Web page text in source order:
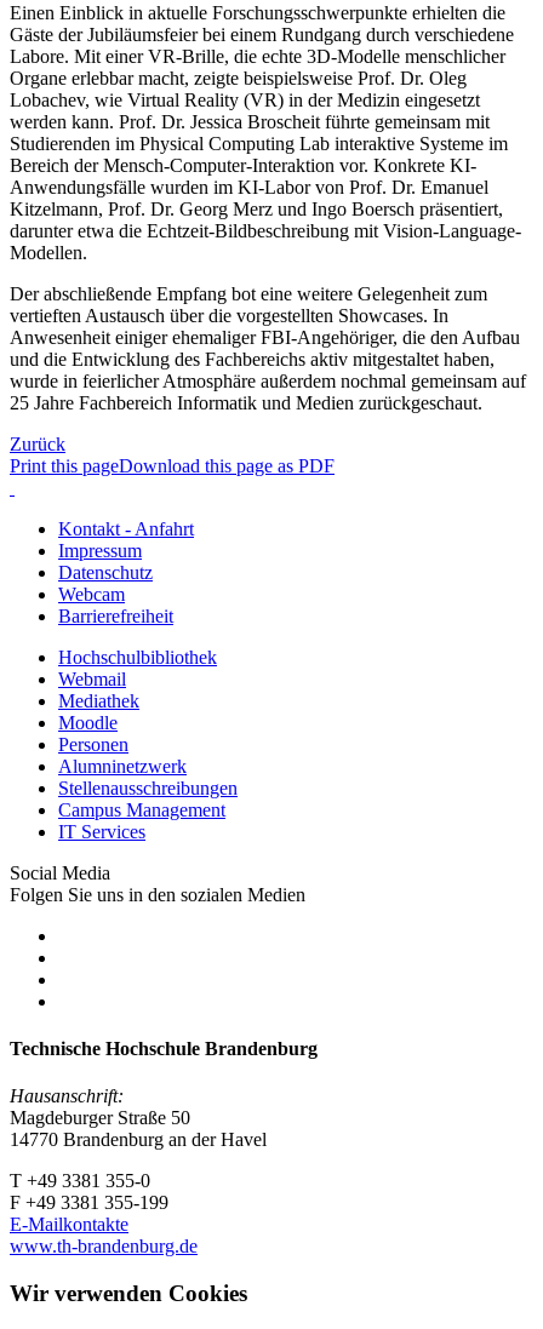
Einen Einblick in aktuelle Forschungsschwerpunkte erhielten die
Gäste der Jubiläumsfeier bei einem Rundgang durch verschiedene
Labore. Mit einer VR-Brille, die echte 3D-Modelle menschlicher
Organe erlebbar macht, zeigte beispielsweise Prof. Dr. Oleg
Lobachev, wie Virtual Reality (VR) in der Medizin eingesetzt
werden kann. Prof. Dr. Jessica Broscheit führte gemeinsam mit
Studierenden im Physical Computing Lab interaktive Systeme im
Bereich der Mensch-Computer-Interaktion vor. Konkrete KI-
Anwendungsfälle wurden im KI-Labor von Prof. Dr. Emanuel
Kitzelmann, Prof. Dr. Georg Merz und Ingo Boersch präsentiert,
darunter etwa die Echtzeit-Bildbeschreibung mit Vision-Language-
Modellen.
Der abschließende Empfang bot eine weitere Gelegenheit zum
vertieften Austausch über die vorgestellten Showcases. In
Anwesenheit einiger ehemaliger FBI-Angehöriger, die den Aufbau
und die Entwicklung des Fachbereichs aktiv mitgestaltet haben,
wurde in feierlicher Atmosphäre außerdem nochmal gemeinsam auf
25 Jahre Fachbereich Informatik und Medien zurückgeschaut.
Zurück
Print this pageDownload this page as PDF
Kontakt - Anfahrt
Impressum
Datenschutz
Webcam
Barrierefreiheit
Hochschulbibliothek
Webmail
Mediathek
Moodle
Personen
Alumninetzwerk
Stellenausschreibungen
Campus Management
IT Services
Social Media
Folgen Sie uns in den sozialen Medien
Technische Hochschule Brandenburg
Hausanschrift:
Magdeburger Straße 50
14770 Brandenburg an der Havel
T +49 3381 355-0
F +49 3381 355-199
E-Mailkontakte
www.th-brandenburg.de
Wir verwenden Cookies